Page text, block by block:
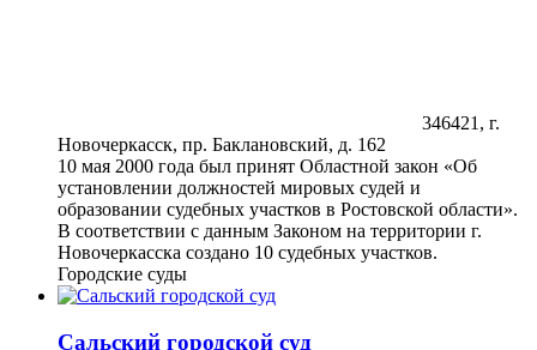
346421, г.
Новочеркасск, пр. Баклановский, д. 162
10 мая 2000 года был принят Областной закон «Об
установлении должностей мировых судей и
образовании судебных участков в Ростовской области».
В соответствии с данным Законом на территории г.
Новочеркасска создано 10 судебных участков.
Городские суды
Сальский городской суд